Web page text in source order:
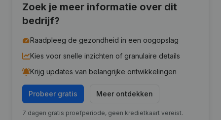
Zoek je meer informatie over dit
bedrijf?
Raadpleeg de gezondheid in een oogopslag
Kies voor snelle inzichten of granulaire details
Krijg updates van belangrijke ontwikkelingen
Probeer gratis Meer ontdekken
7 dagen gratis proefperiode, geen kredietkaart vereist.